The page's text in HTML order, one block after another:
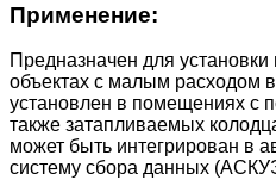
Применение:
Предназначен для
объектах с малым расходом
установлен в помещениях с
также затапливаемых
может быть интегрирован в
систему сбора данных